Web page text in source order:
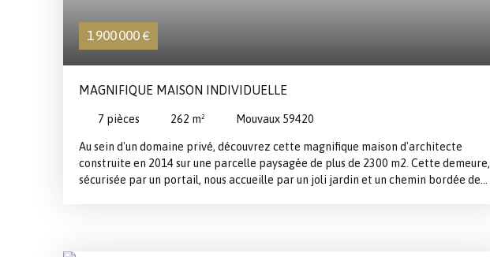
1 900 000 €
MAGNIFIQUE MAISON INDIVIDUELLE
7 pièces 262 m² Mouvaux 59420
Au sein d'un domaine privé, découvrez cette magnifique maison d'architecte
construite en 2014 sur une parcelle paysagée de plus de 2300 m2. Cette demeure,
sécurisée par un portail, nous accueille par un joli jardin et un chemin bordée de